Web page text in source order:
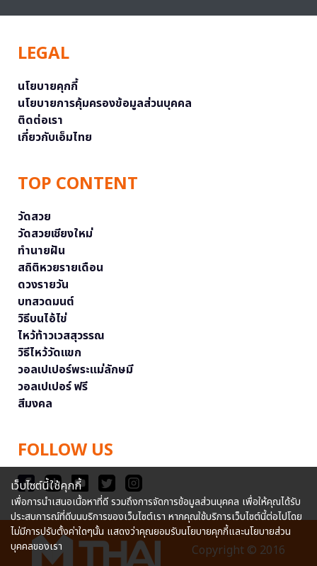
LEGAL
นโยบายคุกกี้
นโยบายการคุ้มครองข้อมูลส่วนบุคคล
ติดต่อเรา
เกี่ยวกับเอ็มไทย
TOP CONTENT
วัดสวย
วัดสวยเชียงใหม่
ทำนายฝัน
สถิติหวยรายเดือน
ดวงรายวัน
บทสวดมนต์
วิธีบนไอ้ไข่
ไหว้ท้าวเวสสุวรรณ
วิธีไหว้วัดแขก
วอลเปเปอร์พระแม่ลักษมี
วอลเปเปอร์ ฟรี
สีมงคล
FOLLOW US
Copyright © 2016
เว็บไซต์นี้ใช้คุกกี้
เพื่อการนำเสนอเนื้อหาที่ดี รวมถึงการจัดการข้อมูลส่วนบุคคล เพื่อให้คุณได้รับ
ประสบการณ์ที่ดีบนบริการของเว็บไซต์เรา หากคุณใช้บริการเว็บไซต์นี้ต่อไปโดย
ไม่มีการปรับตั้งค่าใดๆนั้น แสดงว่าคุณยอมรับนโยบายคุกกี้และนโยบายส่วน
บุคคลของเรา